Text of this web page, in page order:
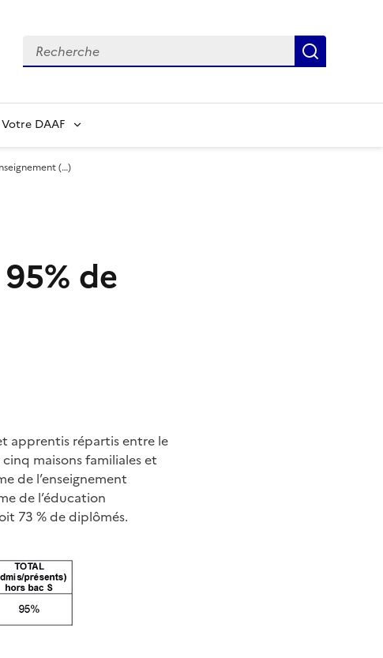
Recherche
Votre DAAF
(…)
de
apprentis répartis entre le
maisons familiales et
de l’enseignement
de l’éducation
73 % de diplômés.